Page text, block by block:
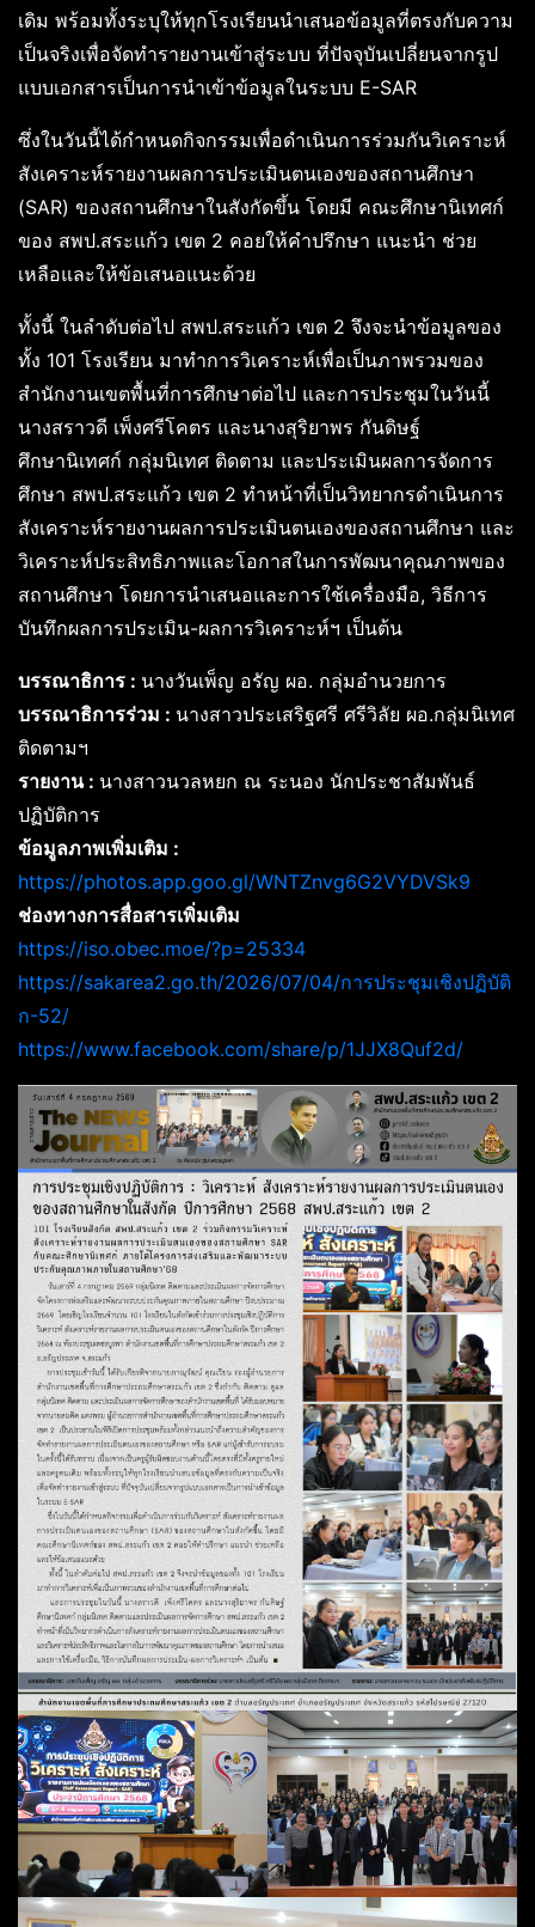
เดิม พร้อมทั้งระบุให้ทุกโรงเรียนนำเสนอข้อมูลที่ตรงกับความ
เป็นจริงเพื่อจัดทำรายงานเข้าสู่ระบบ ที่ปัจจุบันเปลี่ยนจากรูป
แบบเอกสารเป็นการนำเข้าข้อมูลในระบบ E-SAR
ซึ่งในวันนี้ได้กำหนดกิจกรรมเพื่อดำเนินการร่วมกันวิเคราะห์
สังเคราะห์รายงานผลการประเมินตนเองของสถานศึกษา
(SAR) ของสถานศึกษาในสังกัดขึ้น โดยมี คณะศึกษานิเทศก์
ของ สพป.สระแก้ว เขต 2 คอยให้คำปรึกษา แนะนำ ช่วย
เหลือและให้ข้อเสนอแนะด้วย
ทั้งนี้ ในลำดับต่อไป สพป.สระแก้ว เขต 2 จึงจะนำข้อมูลของ
ทั้ง 101 โรงเรียน มาทำการวิเคราะห์เพื่อเป็นภาพรวมของ
สำนักงานเขตพื้นที่การศึกษาต่อไป และการประชุมในวันนี้
นางสราวดี เพ็งศรีโคตร และนางสุริยาพร กันดิษฐ์
ศึกษานิเทศก์ กลุ่มนิเทศ ติดตาม และประเมินผลการจัดการ
ศึกษา สพป.สระแก้ว เขต 2 ทำหน้าที่เป็นวิทยากรดำเนินการ
สังเคราะห์รายงานผลการประเมินตนเองของสถานศึกษา และ
วิเคราะห์ประสิทธิภาพและโอกาสในการพัฒนาคุณภาพของ
สถานศึกษา โดยการนำเสนอและการใช้เครื่องมือ, วิธีการ
บันทึกผลการประเมิน-ผลการวิเคราะห์ฯ เป็นต้น
บรรณาธิการ : นางวันเพ็ญ อรัญ ผอ. กลุ่มอำนวยการ
บรรณาธิการร่วม : นางสาวประเสริฐศรี ศรีวิลัย ผอ.กลุ่มนิเทศ
ติดตามฯ
รายงาน : นางสาวนวลหยก ณ ระนอง นักประชาสัมพันธ์
ปฏิบัติการ
ข้อมูลภาพเพิ่มเติม :
https://photos.app.goo.gl/WNTZnvg6G2VYDVSk9
ช่องทางการสื่อสารเพิ่มเติม
https://iso.obec.moe/?p=25334
https://sakarea2.go.th/2026/07/04/การประชุมเชิงปฏิบัติ
ก-52/
https://www.facebook.com/share/p/1JJX8Quf2d/